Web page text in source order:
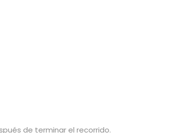
de terminar el recorrido.